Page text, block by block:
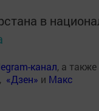
в
канал, а
, «Дзен» и Макс